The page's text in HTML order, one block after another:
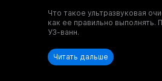
Что такое ультразвуковая
как ее правильно выполнять.
УЗ-ванн.
Читать дальше